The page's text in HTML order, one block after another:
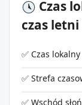
Czas
czas letni
✅ Czas lokalny
✅ Strefa
✅ Wschód